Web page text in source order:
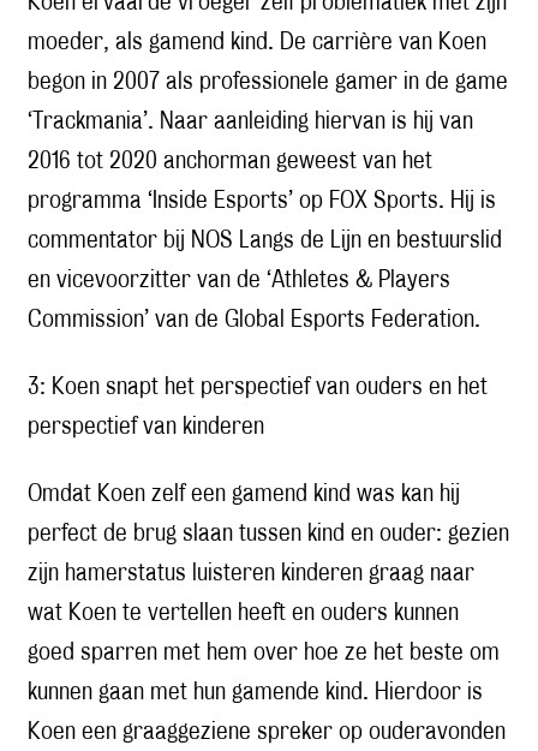
moeder, als gamend kind. De carrière van Koen
begon in 2007 als professionele gamer in de game
‘Trackmania’. Naar aanleiding hiervan is hij van
2016 tot 2020 anchorman geweest van het
programma ‘Inside Esports’ op FOX Sports. Hij is
commentator bij NOS Langs de Lijn en bestuurslid
en vicevoorzitter van de ‘Athletes & Players
Commission’ van de Global Esports Federation.
3: Koen snapt het perspectief van ouders en het
perspectief van kinderen
Omdat Koen zelf een gamend kind was kan hij
perfect de brug slaan tussen kind en ouder: gezien
zijn hamerstatus luisteren kinderen graag naar
wat Koen te vertellen heeft en ouders kunnen
goed sparren met hem over hoe ze het beste om
kunnen gaan met hun gamende kind. Hierdoor is
Koen een graaggeziene spreker op ouderavonden